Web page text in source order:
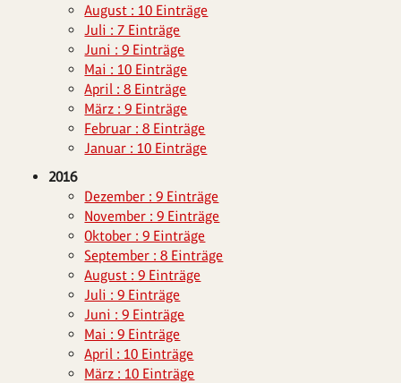
August : 10 Einträge
Juli : 7 Einträge
Juni : 9 Einträge
Mai : 10 Einträge
April : 8 Einträge
März : 9 Einträge
Februar : 8 Einträge
Januar : 10 Einträge
2016
Dezember : 9 Einträge
November : 9 Einträge
Oktober : 9 Einträge
September : 8 Einträge
August : 9 Einträge
Juli : 9 Einträge
Juni : 9 Einträge
Mai : 9 Einträge
April : 10 Einträge
März : 10 Einträge